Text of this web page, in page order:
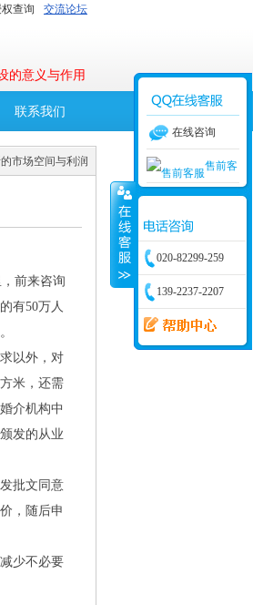
交流论坛
查询
的意义与作用
解决方案
解决方案
联系我们
市场空间与利润
前来咨询
有50万人
以外，对
米，还需
介机构中
发的从业
批文同意
，随后申
少不必要
在线咨询
售前客
020-82299-259
139-2237-2207